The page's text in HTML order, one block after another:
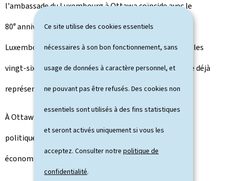
Ce site utilise des cookies essentiels
nécessaires à son bon fonctionnement, sans
usage de données à caractère personnel, et
ne pouvant pas être refusés. Des cookies non
essentiels sont utilisés à des fins statistiques
et seront activés uniquement si vous les
acceptez. Consulter notrepolitique de
confidentialité.
l'ambassade du Luxembourg à Ottawa coïncide avec le
80ᵉ anniversaire des relations diplomatiques entre le
Luxembourg et le Canada. Le Luxembourg rejoint ainsi les
vingt-six autres États membres de l'Union européenne déjà
représentés au Canada par une ambassade résidente.
À Ottawa, Xavier Bettel aura par ailleurs des entrevues
politiques et rencontrera des représentants du monde
économique canadien.